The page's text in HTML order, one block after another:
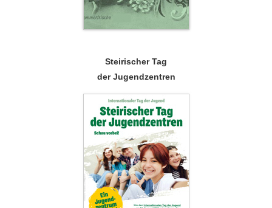
Steirischer Tag
der Jugendzentren